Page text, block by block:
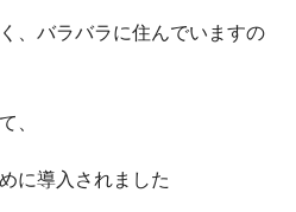
、バラバラに住んでいますの
、
に導入されました